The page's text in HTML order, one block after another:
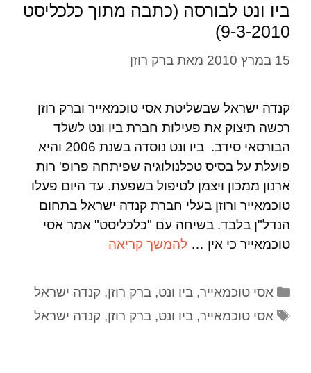
ביו ונט לבורסה (כתבה מתוך כלכליסט
9-3-2010)
15 במרץ 2010 מאת ברק רוזן
קנדה ישראל שבשליטת אסי טוכמאייר וברק רוזן
רכשה תיצוק את פעילות חברת ביו ונט לשלד
הבורסאי סידב. ביו ונט נוסדה בשנת 2006 והיא
פועלת על בסיס טכלנולוגיה שפיתחה פרופ' רות
ארנון ממכון ויצמן לטיפול בשפעת. עד היום פעלו
טוכמאייר ורוזן בעלי חברת קנדה ישראל בתחום
הנדל"ן בלבד. בשיחה עם "כלכליסט" אמר אסי
טוכמאייר כי אין … להמשך קריאה
אסי טוכמאייר,ביו ונט,ברק רוזן,קנדה ישראל
אסי טוכמאייר,ביו ונט,ברק רוזן,קנדה ישראל